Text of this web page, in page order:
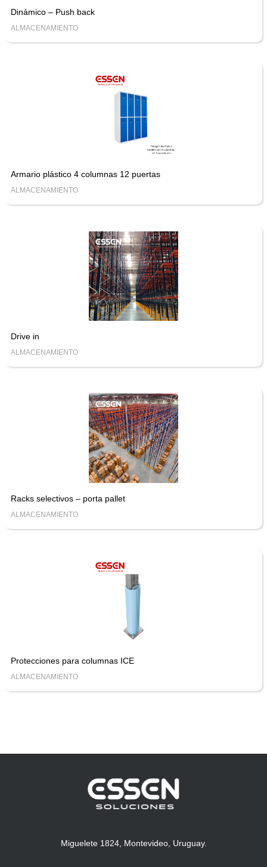
Dinámico – Push back
ALMACENAMIENTO
Armario plástico 4 columnas 12 puertas
ALMACENAMIENTO
Drive in
ALMACENAMIENTO
Racks selectivos – porta pallet
ALMACENAMIENTO
Protecciones para columnas ICE
ALMACENAMIENTO
Miguelete 1824, Montevideo, Uruguay.